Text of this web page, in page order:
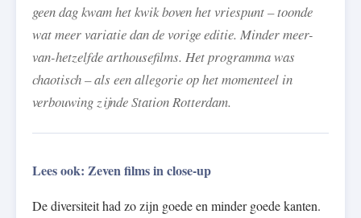
geen dag kwam het kwik boven het vriespunt – toonde
wat meer variatie dan de vorige editie. Minder meer-
van-hetzelfde arthousefilms. Het programma was
chaotisch – als een allegorie op het momenteel in
verbouwing zijnde Station Rotterdam.
Lees ook: Zeven films in close-up
De diversiteit had zo zijn goede en minder goede kanten.